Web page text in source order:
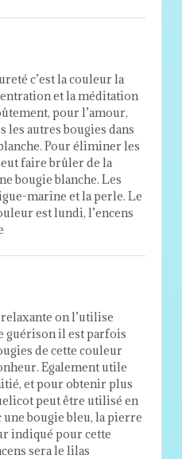
c’est la couleur la
et la méditation
pour l’amour,
autres bougies dans
Pour éliminer les
faire brûler de la
bougie blanche. Les
marine et la perle. Le
est lundi, l’encens
on l’utilise
guérison il est parfois
de cette couleur
Egalement utile
et pour obtenir plus
peut être utilisé en
une bougie bleu, la pierre
indiqué pour cette
sera le lilas